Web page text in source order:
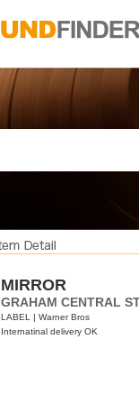
MIRROR
GRAHAM CENTRAL
LABEL | Warner Bros
Internatinal delivery OK